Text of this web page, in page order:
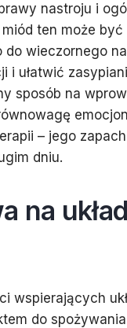
nastroju i
ten może
do wieczornego
i ułatwić
sposób na
– jego zapach
dniu.
na układ
wspierających
do